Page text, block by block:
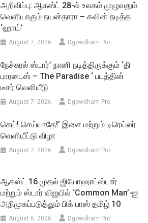
அறிவிப்பு: ஆகஸ்ட் 28-ல் உலகம் முழுவதும்
வெளியாகும் நயன்தாரா – கவின் நடித்த
‘ஹாய்’
August 7, 2026 Dgowdham Pro
நேச்சுரல் ஸ்டார்’ நானி நடித்திருக்கும் ‘தி
பாரடைஸ் – The Paradise ‘ படத்தின்
டீசர் வெளியீடு
August 7, 2026 Dgowdham Pro
செய்! செய்யாதே!’ இசை மற்றும் டிரெய்லர்
வெளியீட்டு விழா
August 7, 2026 Dgowdham Pro
ஆகஸ்ட் 16 முதல் ஜியோஹாட்ஸ்டார்
மற்றும் ஸ்டார் விஜயில் ‘Common Man’-ஐ
அறிமுகப்படுத்தும் பிக் பாஸ் தமிழ் 10
August 6, 2026 Dgowdham Pro